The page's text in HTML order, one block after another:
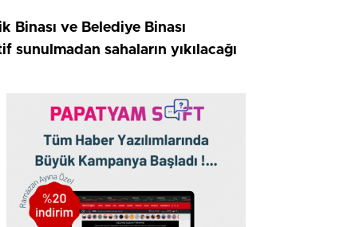
Binası ve Belediye Binası
sahaların yıkılacağı